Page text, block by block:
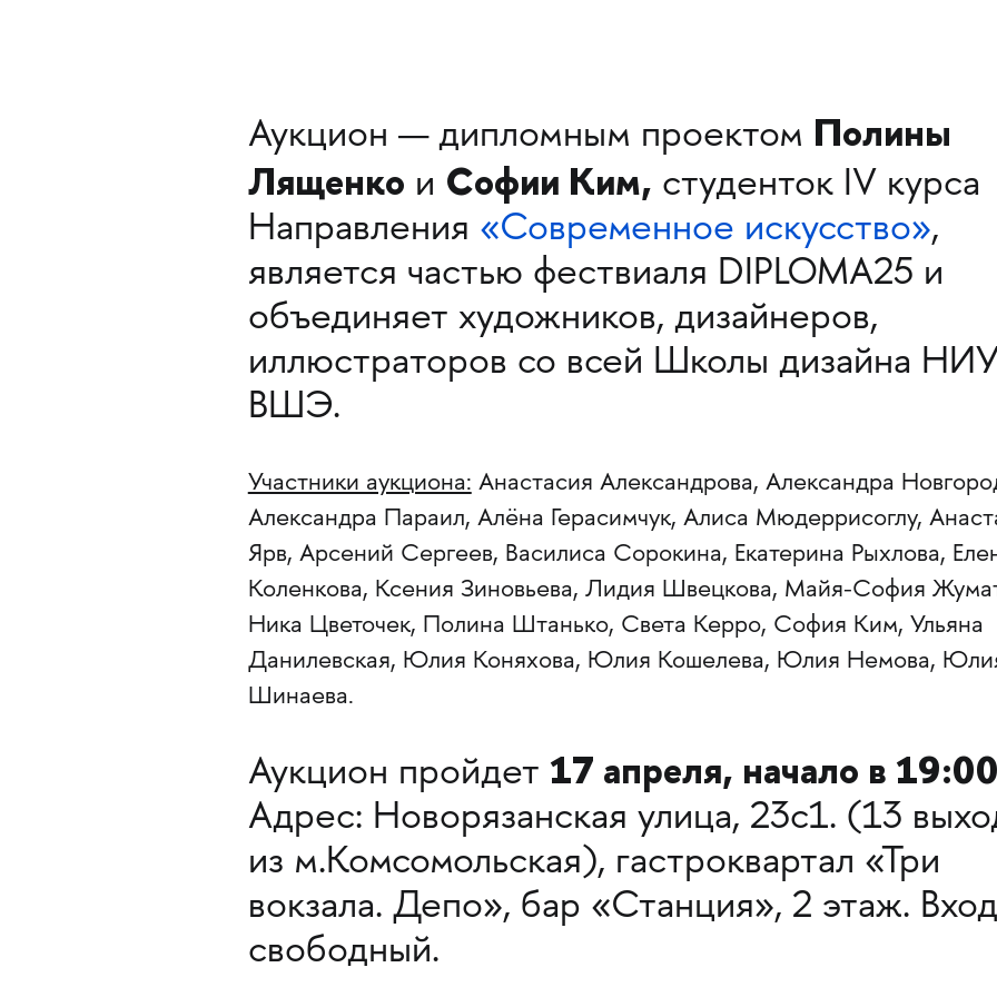
Аукцион — дипломным проектом Полины
Лященко и Софии Ким, студенток IV курса
Направления «Современное искусство»,
является частью фествиаля DIPLOMA25 и
объединяет художников, дизайнеров,
иллюстраторов со всей Школы дизайна НИУ
ВШЭ.
Участники аукциона: Анастасия Александрова, Александра
Александра Параил, Алёна Герасимчук, Алиса Мюдеррисоглу,
Ярв, Арсений Сергеев, Василиса Сорокина, Екатерина Рыхлова,
Коленкова, Ксения Зиновьева, Лидия Швецкова, Майя-София
Ника Цветочек, Полина Штанько, Света Керро, София Ким, Ульяна
Данилевская, Юлия Коняхова, Юлия Кошелева, Юлия Немова,
Шинаева.
Аукцион пройдет 17 апреля, начало в
Адрес: Новорязанская улица, 23с1. (13
из м.Комсомольская), гастроквартал «Три
вокзала. Депо», бар «Станция», 2 этаж. Вход
свободный.